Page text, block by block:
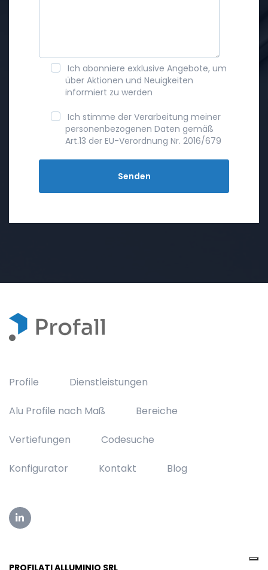
Ich abonniere exklusive Angebote, um
über Aktionen und Neuigkeiten
informiert zu werden
Ich stimme der Verarbeitung meiner
personenbezogenen Daten gemäß
Art.13 der EU-Verordnung Nr. 2016/679
Profile Dienstleistungen
Alu Profile nach Maß Bereiche
Vertiefungen Codesuche
Konfigurator Kontakt Blog